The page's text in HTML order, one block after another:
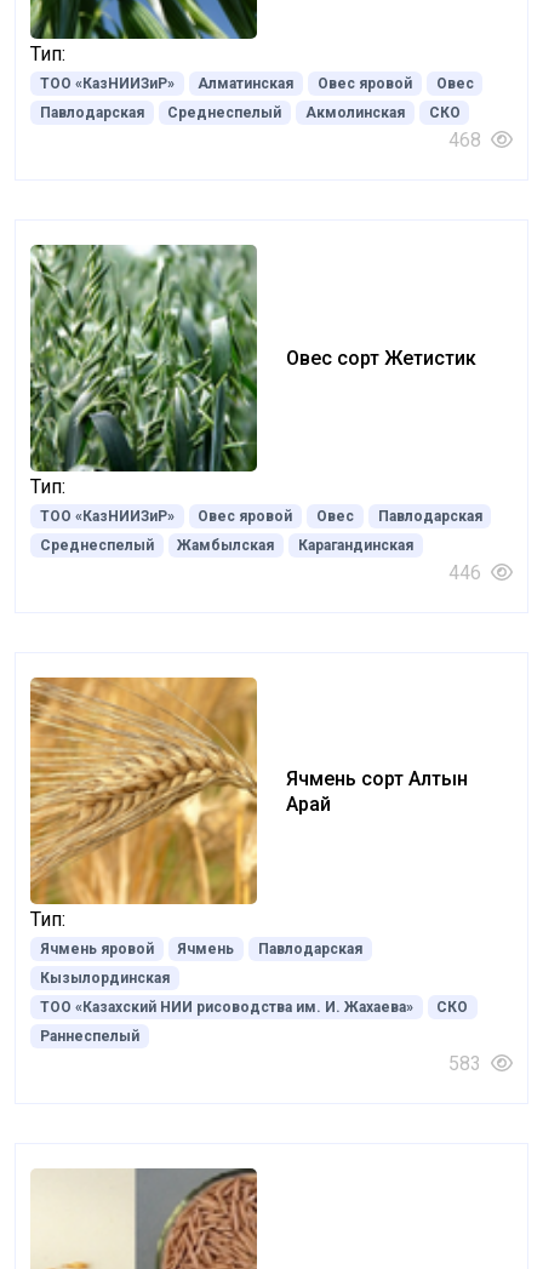
Тип:
ТОО «КазНИИЗиР» Алматинская Овес яровой
Овес
Павлодарская
Среднеспелый Акмолинская СКО
468
Овес сорт Жетистик
Тип:
ТОО «КазНИИЗиР» Овес яровой Овес
Павлодарская
Среднеспелый
Жамбылская Карагандинская
446
Ячмень сорт Алтын
Арай
Тип:
Ячмень яровой Ячмень
Павлодарская
Кызылординская
ТОО «Казахский НИИ рисоводства им. И. Жахаева»
СКО
Раннеспелый
583